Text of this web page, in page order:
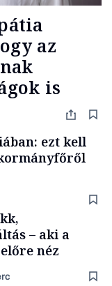
az
is
ezt kell
– aki a
néz